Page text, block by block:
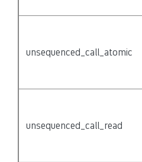
unsequenced_call_atomic
unsequenced_call_read